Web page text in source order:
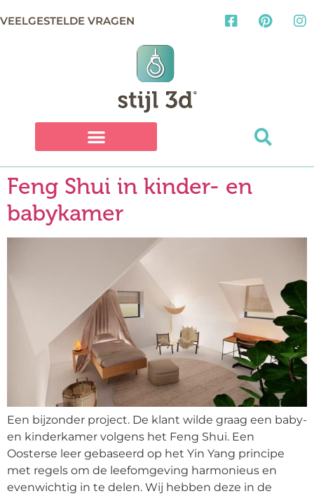
VEELGESTELDE VRAGEN
Feng Shui in kinder- en
babykamer
Een bijzonder project. De klant wilde graag een baby-
en kinderkamer volgens het Feng Shui. Een
Oosterse leer gebaseerd op het Yin Yang principe
met regels om de leefomgeving harmonieus en
evenwichtig in te delen. Wij hebben deze in de